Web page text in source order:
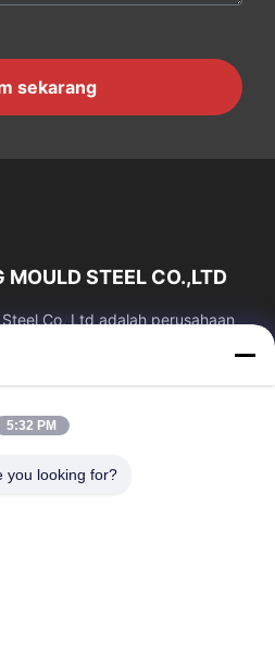
sekarang
MOULD STEEL CO.,LTD
Co, Ltd adalah perusahaan
plastik, baja kerja panas, baja
Produk
Tentang Kami
5:32 PM
you looking for?